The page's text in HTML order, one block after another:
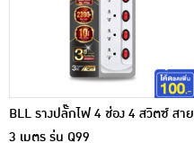
BLL รางปลั๊กไฟ 4 ช่อง 4 สวิตซ์ สาย
3 เมตร รุ่น Q99